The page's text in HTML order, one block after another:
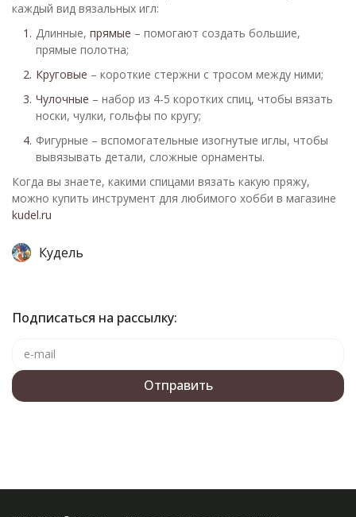
каждый вид вязальных игл:
Длинные, прямые – помогают создать большие,
прямые полотна;
Круговые – короткие стержни с тросом между ними;
Чулочные – набор из 4-5 коротких спиц, чтобы вязать
носки, чулки, гольфы по кругу;
Фигурные – вспомогательные изогнутые иглы, чтобы
вывязывать детали, сложные орнаменты.
Когда вы знаете, какими спицами вязать какую пряжу,
можно купить инструмент для любимого хобби в магазине
kudel.ru
Кудель
Подписаться на рассылку: